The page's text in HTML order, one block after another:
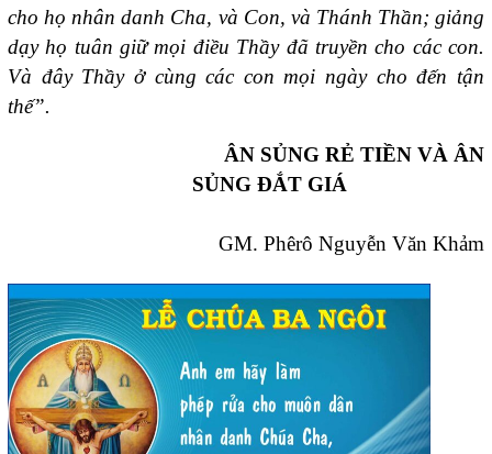
cho họ nhân danh Cha, và Con, và Thánh Thần; giảng
dạy họ tuân giữ mọi điều Thầy đã truyền cho các con.
Và đây Thầy ở cùng các con mọi ngày cho đến tận
thế”.
ÂN SỦNG RẺ TIỀN VÀ ÂN
SỦNG ĐẮT GIÁ
GM. Phêrô Nguyễn Văn Khảm